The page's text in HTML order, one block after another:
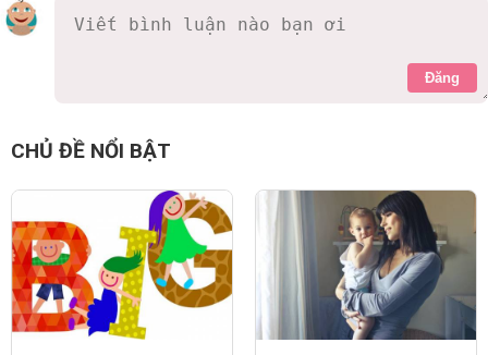
Đăng
CHỦ ĐỀ NỔI BẬT